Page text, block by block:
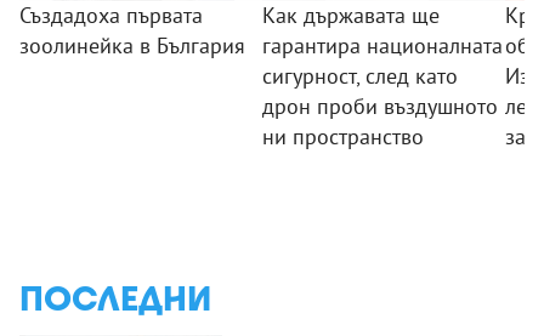
Създадоха първата
зоолинейка в България
Как държавата ще
гарантира националната
сигурност, след като
дрон проби въздушното
ни пространство
ПОСЛЕДНИ